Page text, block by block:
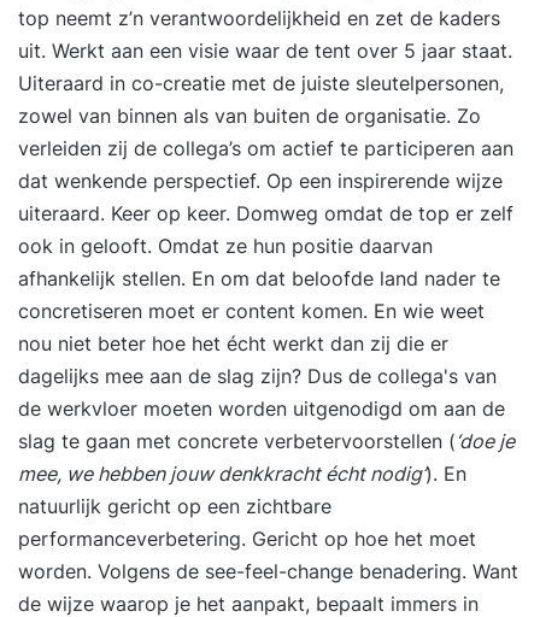
top neemt z’n verantwoordelijkheid en zet de kaders
uit. Werkt aan een visie waar de tent over 5 jaar staat.
Uiteraard in co-creatie met de juiste sleutelpersonen,
zowel van binnen als van buiten de organisatie. Zo
verleiden zij de collega’s om actief te participeren aan
dat wenkende perspectief. Op een inspirerende wijze
uiteraard. Keer op keer. Domweg omdat de top er zelf
ook in gelooft. Omdat ze hun positie daarvan
afhankelijk stellen. En om dat beloofde land nader te
concretiseren moet er content komen. En wie weet
nou niet beter hoe het écht werkt dan zij die er
dagelijks mee aan de slag zijn? Dus de collega's van
de werkvloer moeten worden uitgenodigd om aan de
slag te gaan met concrete verbetervoorstellen (‘doe je
mee, we hebben jouw denkkracht écht nodig’). En
natuurlijk gericht op een zichtbare
performanceverbetering. Gericht op hoe het moet
worden. Volgens de see-feel-change benadering. Want
de wijze waarop je het aanpakt, bepaalt immers in